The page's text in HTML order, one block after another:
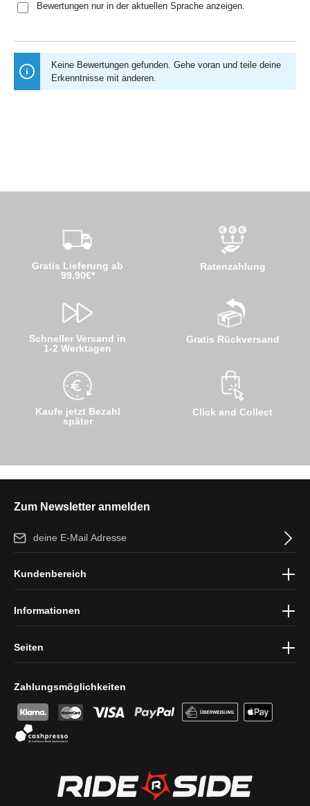
Bewertungen nur in der aktuellen Sprache anzeigen.
Keine Bewertungen gefunden. Gehe voran und teile deine
Erkenntnisse mit anderen.
Gratis Lieferung ab
99,90€*
Schneller Versand in
1-2 Werktagen
Kaufe jetzt Bezahl
später
Ratenzahlung
Gratis Rückversand
Click and Collect
Zum Newsletter anmelden
E-Mail-Adresse*
und dieAGBgelesen und bin mit ihnen einverstanden.
Zahlungsmöglichkeiten
Kundenbereich
Informationen
Seiten